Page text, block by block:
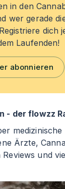
in den
wer gerade
dich
Laufenden!
abonnieren
- der flowzz
medizinische
Ärzte,
und